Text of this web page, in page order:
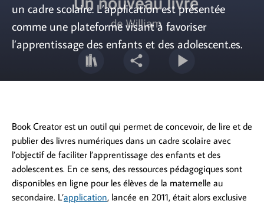
un cadre scolaire. L’application est présentée
comme une plateforme visant à favoriser
l’apprentissage des enfants et des adolescent.es.
Book Creator est un outil qui permet de concevoir, de lire et de
publier des livres numériques dans un cadre scolaire avec
l’objectif de faciliter l’apprentissage des enfants et des
adolescent.es. En ce sens, des ressources pédagogiques sont
disponibles en ligne pour les élèves de la maternelle au
secondaire. L’application, lancée en 2011, était alors exclusive